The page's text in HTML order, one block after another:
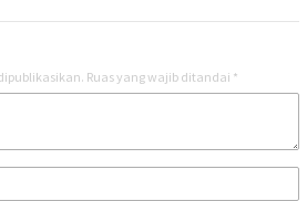
Ruas yang wajib ditandai *